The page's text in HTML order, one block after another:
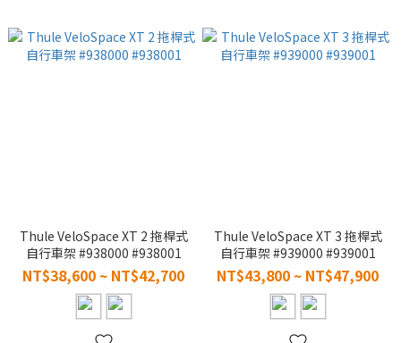
Thule VeloSpace XT 2 拖桿式
自行車架 #938000 #938001
NT$38,600 ~ NT$42,700
Thule VeloSpace XT 3 拖桿式
自行車架 #939000 #939001
NT$43,800 ~ NT$47,900